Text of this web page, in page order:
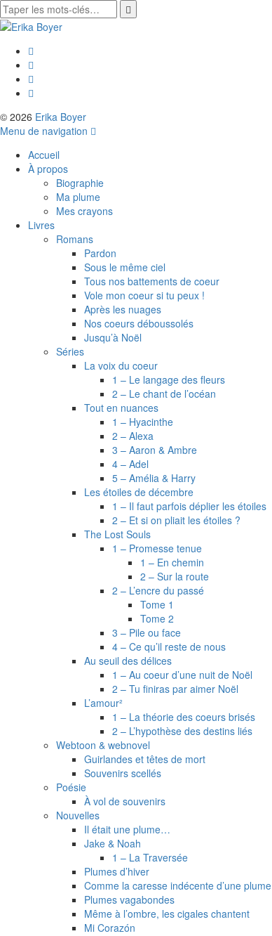
© 2026 Erika Boyer
Menu de navigation
Accueil
À propos
Biographie
Ma plume
Mes crayons
Livres
Romans
Pardon
Sous le même ciel
Tous nos battements de coeur
Vole mon coeur si tu peux !
Après les nuages
Nos coeurs déboussolés
Jusqu’à Noël
Séries
La voix du coeur
1 – Le langage des fleurs
2 – Le chant de l’océan
Tout en nuances
1 – Hyacinthe
2 – Alexa
3 – Aaron & Ambre
4 – Adel
5 – Amélia & Harry
Les étoiles de décembre
1 – Il faut parfois déplier les étoiles
2 – Et si on pliait les étoiles ?
The Lost Souls
1 – Promesse tenue
1 – En chemin
2 – Sur la route
2 – L’encre du passé
Tome 1
Tome 2
3 – Pile ou face
4 – Ce qu’il reste de nous
Au seuil des délices
1 – Au coeur d’une nuit de Noël
2 – Tu finiras par aimer Noël
L’amour²
1 – La théorie des coeurs brisés
2 – L’hypothèse des destins liés
Webtoon & webnovel
Guirlandes et têtes de mort
Souvenirs scellés
Poésie
À vol de souvenirs
Nouvelles
Il était une plume…
Jake & Noah
1 – La Traversée
Plumes d’hiver
Comme la caresse indécente d’une plume
Plumes vagabondes
Même à l’ombre, les cigales chantent
Mi Corazón